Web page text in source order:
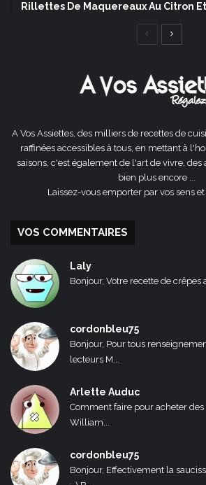
Rillettes De Maquereaux Au Citron Et
Page
A Vos Assiettes, des milliers de recettes de
raffinées accessibles à tous, en mettant à
saisons, c'est également de l'art de vivre,
bien plus encore ...
Laissez-vous emporter par vos sens
VOS COMMENTAIRES
Laly
Bonjour, Votre recette de crêpes
cordonbleu75
Bonjour, Pour tous
lecteurs M...
Arlette Auduc
Comment faire pour acheter
William...
cordonbleu75
Bonjour, Effectivement la